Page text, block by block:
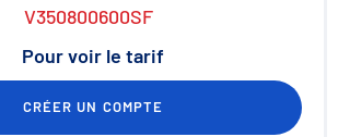
V350800600SF
Pour voir le tarif
CRÉER UN COMPTE